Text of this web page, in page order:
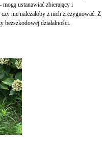
mogą ustanawiać zbierający i
nie należałoby z nich zrezygnować. Z
bezszkodowej działalności.